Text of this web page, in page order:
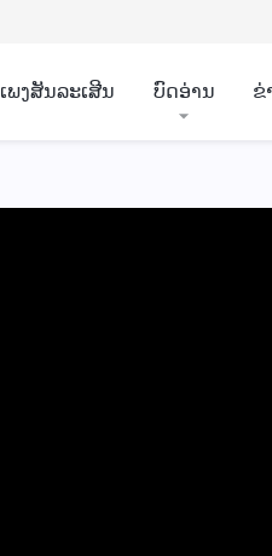
ເພງສັນລະເສີນ ບົດອ່ານ ຂ່